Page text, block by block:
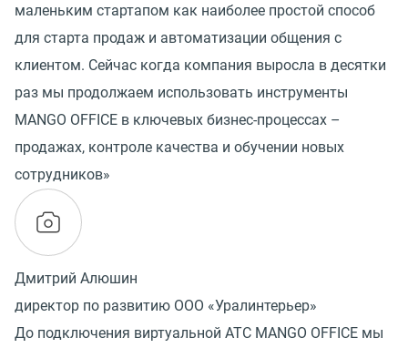
маленьким стартапом как наиболее простой способ
для старта продаж и автоматизации общения с
клиентом. Сейчас когда компания выросла в десятки
раз мы продолжаем использовать инструменты
MANGO OFFICE в ключевых бизнес-процессах –
продажах, контроле качества и обучении новых
сотрудников»
Дмитрий Алюшин
директор по развитию ООО «Уралинтерьер»
До подключения виртуальной АТС MANGO OFFICE мы